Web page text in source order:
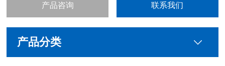
产品咨询 联系我们
产品分类